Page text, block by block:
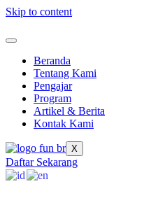
Skip to content
Beranda
Tentang Kami
Pengajar
Program
Artikel & Berita
Kontak Kami
X
Daftar Sekarang